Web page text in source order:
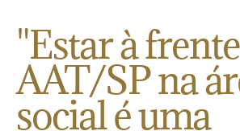
"Estar à
AAT/SP na
social é uma